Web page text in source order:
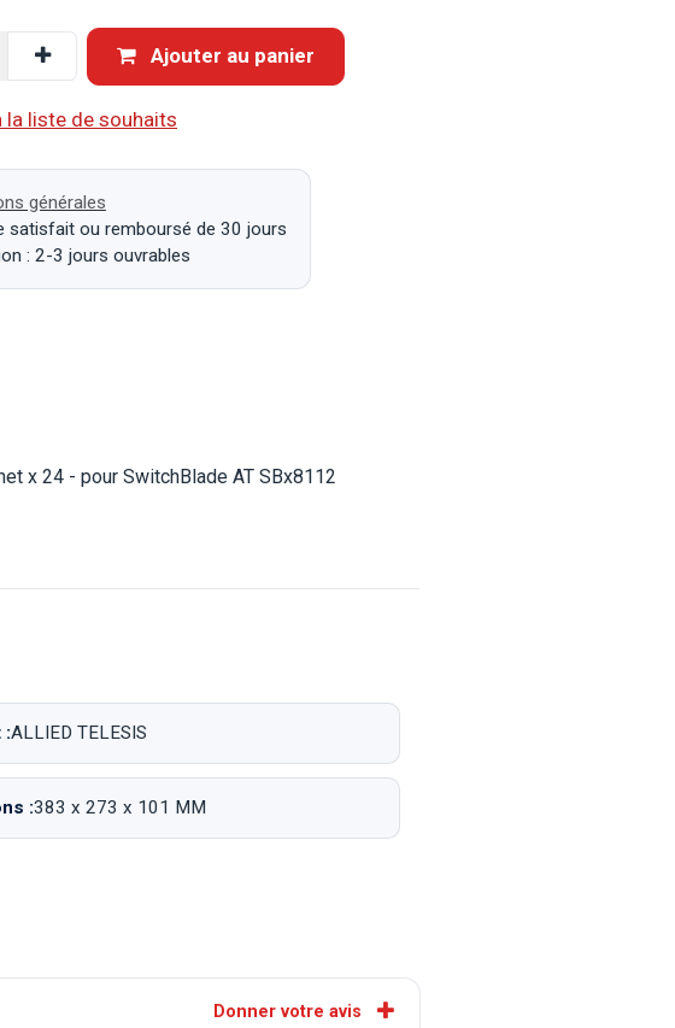
Ajouter au panier
la liste de souhaits
générales
satisfait ou remboursé de 30 jours
: 2-3 jours ouvrables
x 24 - pour SwitchBlade AT SBx8112
:ALLIED TELESIS
:383 x 273 x 101 MM
Donner votre avis